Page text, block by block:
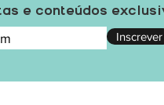
e conteúdos
Inscrever